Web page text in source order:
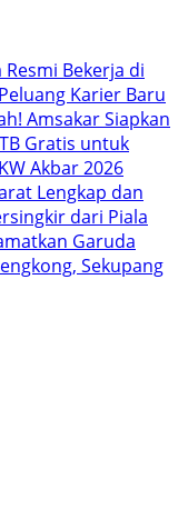
Bekerja di
Karier Baru
Amsakar Siapkan
Gratis untuk
Akbar 2026
Lengkap dan
dari Piala
Garuda
Sekupang